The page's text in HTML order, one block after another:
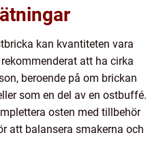
kan kvantiteten vara
att ha cirka
beroende på om brickan
som en del av en ostbuffé.
osten med tillbehör
att balansera smakerna och